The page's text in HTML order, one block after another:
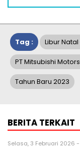
Tag : Libur
PT Mitsubishi
Tahun Baru 2023
BERITA TERKAIT
Selasa, 3 Februari 2026 -